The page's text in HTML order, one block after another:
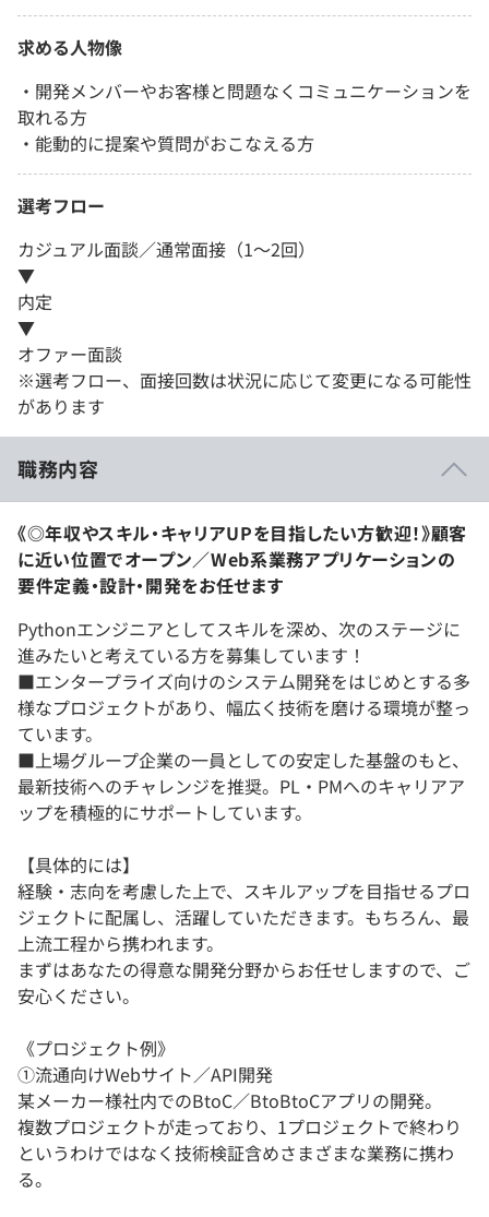
求める人物像
・開発メンバーやお客様と問題なくコミュニケーションを
取れる方
・能動的に提案や質問がおこなえる方
選考フロー
カジュアル面談／通常面接（1～2回）
▼
内定
▼
オファー面談
※選考フロー、面接回数は状況に応じて変更になる可能性
があります
職務内容
《◎年収やスキル・キャリアUPを目指したい方歓迎！》顧客
に近い位置でオープン／Web系業務アプリケーションの
要件定義・設計・開発をお任せます
Pythonエンジニアとしてスキルを深め、次のステージに
進みたいと考えている方を募集しています！
■エンタープライズ向けのシステム開発をはじめとする多
様なプロジェクトがあり、幅広く技術を磨ける環境が整っ
ています。
■上場グループ企業の一員としての安定した基盤のもと、
最新技術へのチャレンジを推奨。PL・PMへのキャリアア
ップを積極的にサポートしています。
【具体的には】
経験・志向を考慮した上で、スキルアップを目指せるプロ
ジェクトに配属し、活躍していただきます。もちろん、最
上流工程から携われます。
まずはあなたの得意な開発分野からお任せしますので、ご
安心ください。
《プロジェクト例》
①流通向けWebサイト／API開発
某メーカー様社内でのBtoC／BtoBtoCアプリの開発。
複数プロジェクトが走っており、1プロジェクトで終わり
というわけではなく技術検証含めさまざまな業務に携わ
る。